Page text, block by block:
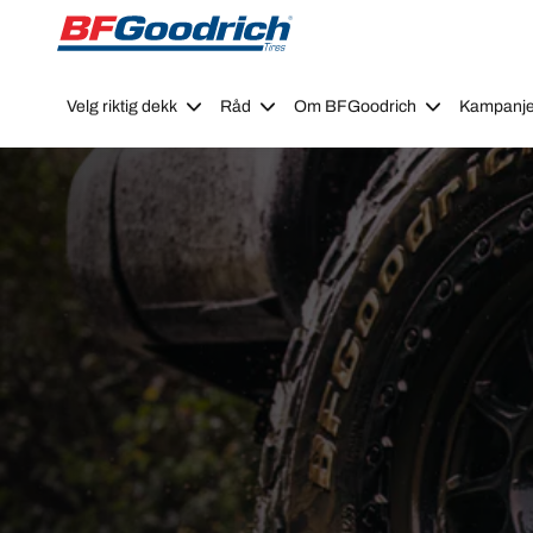
Go to page content Go to page navigation
Velg riktig dekk Råd Om BFGoodrich